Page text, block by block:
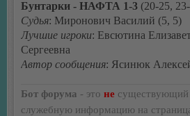
Бунтарки - НАФТА 1-3 (20-25,
Судья: Миронович Василий (5, 5)
Лучшие игроки: Евсютина
Сергеевна
Автор сообщения: Ясинюк
Бот форума - это не существующий
служебную информацию на